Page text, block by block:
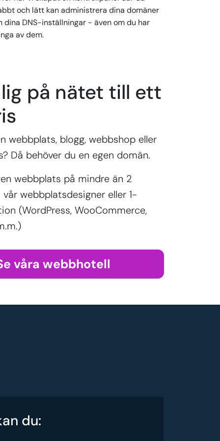
och lätt kan administrera dina domäner
dina DNS-inställningar - även om du har
av dem.
på nätet till ett
webbplats, blogg, webbshop eller
Då behöver du en egen domän.
webbplats på mindre än 2
webbplatsdesigner eller 1-
(WordPress, WooCommerce,
våra webbhotell
du: